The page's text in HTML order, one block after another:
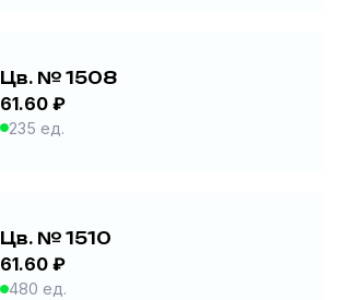
Цв. № 1508
61.60 ₽
235 ед.
Цв. № 1510
61.60 ₽
480 ед.